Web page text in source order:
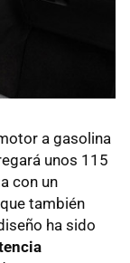
a gasolina
unos 115
con un
también
ha sido